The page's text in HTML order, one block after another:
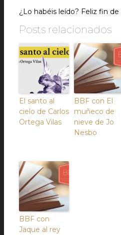
¿Lo habéis leído? Feliz fin
Posts relacionados
El santo al
cielo de Carlos
Ortega Vilas
BBF con El
muñeco de
nieve de Jo
Nesbo
BBF con
Jaque al rey